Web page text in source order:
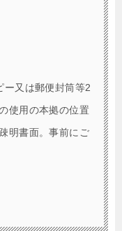
ー又は郵便封筒等2
使用の本拠の位置
明書面。事前にご